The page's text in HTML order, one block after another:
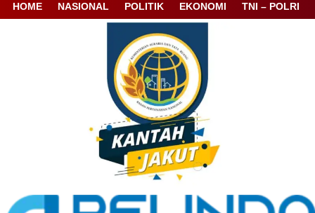
HOME NASIONAL POLITIK EKONOMI TNI – POLRI